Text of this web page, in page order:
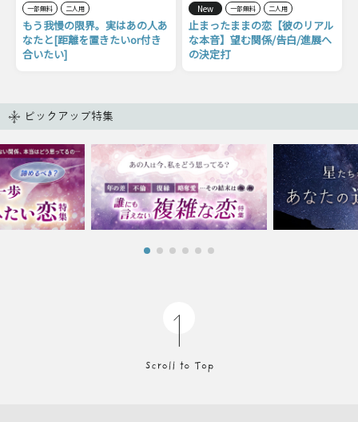
一部無料 二人用
もう我慢の限界。実はあの人あ
なたと[距離を置きたいor付き
合いたい]
New 一部無料 二人用
止まったままの恋【彼のリアル
な本音】望む関係/告白/進展へ
の決定打
ピックアップ特集